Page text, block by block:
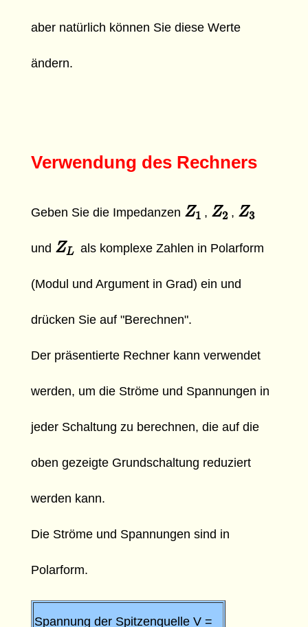
aber natürlich können Sie diese Werte
ändern.
Verwendung des Rechners
Geben Sie die Impedanzen Z1
Z1 , Z2
Z2 , Z3
Z3
und ZL
ZL als komplexe Zahlen in Polarform
(Modul und Argument in Grad) ein und
drücken Sie auf "Berechnen".
Der präsentierte Rechner kann verwendet
werden, um die Ströme und Spannungen in
jeder Schaltung zu berechnen, die auf die
oben gezeigte Grundschaltung reduziert
werden kann.
Die Ströme und Spannungen sind in
Polarform.
Spannung der Spitzenquelle V =